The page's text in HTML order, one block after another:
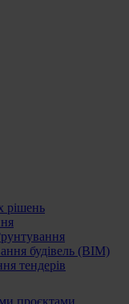
рішень
будівель (BIM)
тендерів
проєктами